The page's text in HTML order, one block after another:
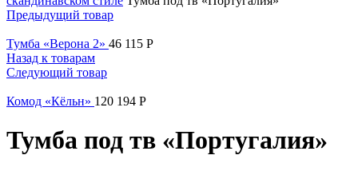
Предыдущий товар
Тумба «Верона 2» 46 115 Р
Назад к товарам
Следующий товар
Комод «Кёльн» 120 194 Р
Тумба под тв «Португалия»